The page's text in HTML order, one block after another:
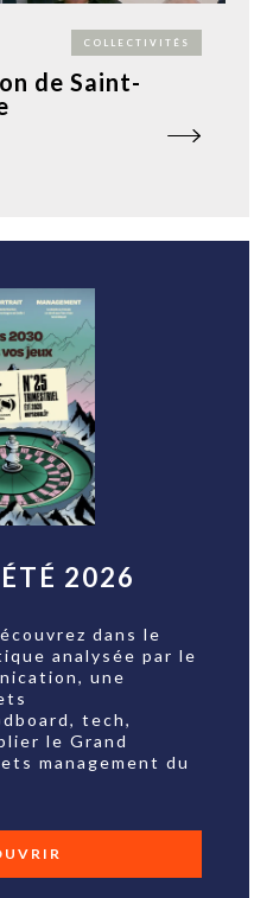
COLLECTIVITÉS
de Saint-
2026
dans le
analysée par le
une
tech,
le Grand
management du